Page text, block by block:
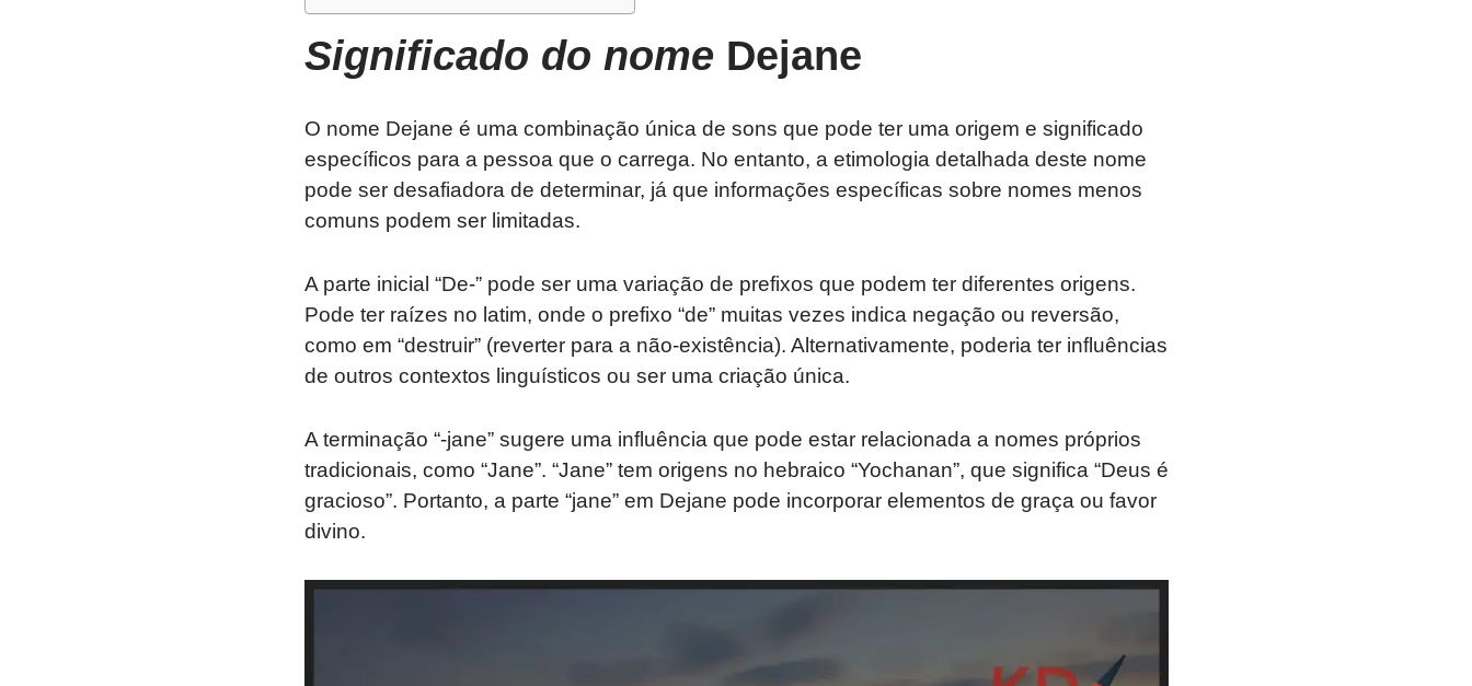
Significado do nome Dejane
O nome Dejane é uma combinação única de sons que pode ter uma origem e significado
específicos para a pessoa que o carrega. No entanto, a etimologia detalhada deste nome
pode ser desafiadora de determinar, já que informações específicas sobre nomes menos
comuns podem ser limitadas.
A parte inicial “De-” pode ser uma variação de prefixos que podem ter diferentes origens.
Pode ter raízes no latim, onde o prefixo “de” muitas vezes indica negação ou reversão,
como em “destruir” (reverter para a não-existência). Alternativamente, poderia ter influências
de outros contextos linguísticos ou ser uma criação única.
A terminação “-jane” sugere uma influência que pode estar relacionada a nomes próprios
tradicionais, como “Jane”. “Jane” tem origens no hebraico “Yochanan”, que significa “Deus é
gracioso”. Portanto, a parte “jane” em Dejane pode incorporar elementos de graça ou favor
divino.